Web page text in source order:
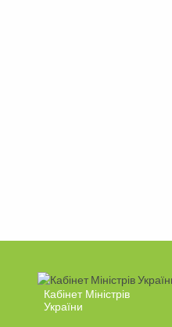
Кабінет Міністрів
України